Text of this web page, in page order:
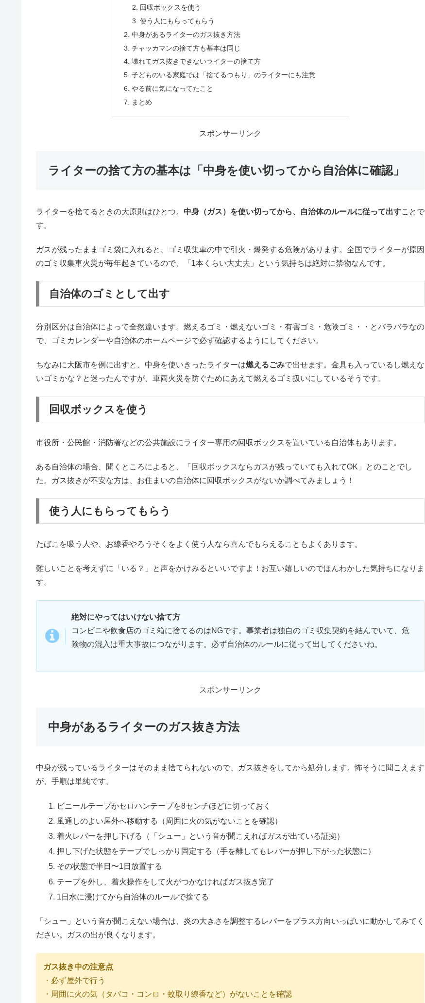
回収ボックスを使う
使う人にもらってもらう
中身があるライターのガス抜き方法
チャッカマンの捨て方も基本は同じ
壊れてガス抜きできないライターの捨て方
子どものいる家庭では「捨てるつもり」のライターにも注意
やる前に気になってたこと
まとめ
スポンサーリンク
ライターの捨て方の基本は「中身を使い切ってから自治体に確認」
ライターを捨てるときの大原則はひとつ。 中身（ガス）を使い切ってから、自治体のルールに従って出すことで
す。
ガスが残ったままゴミ袋に入れると、ゴミ収集車の中で引火・爆発する危険があります。全国でライターが原因
のゴミ収集車火災が毎年起きているので、「1本くらい大丈夫」という気持ちは絶対に禁物なんです。
自治体のゴミとして出す
分別区分は自治体によって全然違います。燃えるゴミ・燃えないゴミ・有害ゴミ・危険ゴミ・・とバラバラなの
で、ゴミカレンダーや自治体のホームページで必ず確認するようにしてください。
ちなみに大阪市を例に出すと、中身を使いきったライターは燃えるごみで出せます。金具も入っているし燃えな
いゴミかな？と迷ったんですが、車両火災を防ぐためにあえて燃えるゴミ扱いにしているそうです。
回収ボックスを使う
市役所・公民館・消防署などの公共施設にライター専用の回収ボックスを置いている自治体もあります。
ある自治体の場合、聞くところによると、「回収ボックスならガスが残っていても入れてOK」とのことでし
た。ガス抜きが不安な方は、お住まいの自治体に回収ボックスがないか調べてみましょう！
使う人にもらってもらう
たばこを吸う人や、お線香やろうそくをよく使う人なら喜んでもらえることもよくあります。
難しいことを考えずに「いる？」と声をかけみるといいですよ！お互い嬉しいのでほんわかした気持ちになりま
す。
絶対にやってはいけない捨て方
コンビニや飲食店のゴミ箱に捨てるのはNGです。事業者は独自のゴミ収集契約を結んでいて、危
険物の混入は重大事故につながります。必ず自治体のルールに従って出してくださいね。
スポンサーリンク
中身があるライターのガス抜き方法
中身が残っているライターはそのまま捨てられないので、ガス抜きをしてから処分します。怖そうに聞こえます
が、手順は単純です。
ビニールテープかセロハンテープを8センチほどに切っておく
風通しのよい屋外へ移動する（周囲に火の気がないことを確認）
着火レバーを押し下げる（「シュー」という音が聞こえればガスが出ている証拠）
押し下げた状態をテープでしっかり固定する（手を離してもレバーが押し下がった状態に）
その状態で半日〜1日放置する
テープを外し、着火操作をして火がつかなければガス抜き完了
1日水に浸けてから自治体のルールで捨てる
「シュー」という音が聞こえない場合は、炎の大きさを調整するレバーをプラス方向いっぱいに動かしてみてく
ださい。ガスの出が良くなります。
ガス抜き中の注意点
・必ず屋外で行う
・周囲に火の気（タバコ・コンロ・蚊取り線香など）がないことを確認